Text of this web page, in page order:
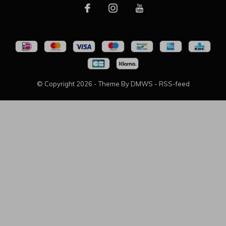
© Copyright 2026 - Theme By DMWS - RSS-feed